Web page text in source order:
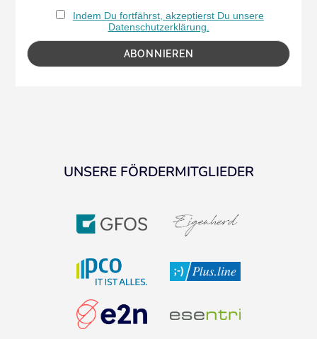
Indem Du fortfährst, akzeptierst Du unsere
Datenschutzerklärung.
UNSERE FÖRDERMITGLIEDER